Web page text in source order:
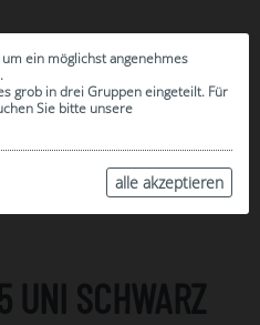
ein möglichst angenehmes
grob in drei Gruppen eingeteilt. Für
Sie bitte unsere
alle akzeptieren
UNI SCHWARZ